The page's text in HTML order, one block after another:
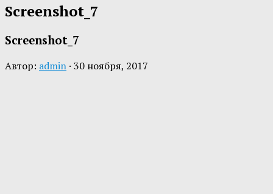
Screenshot_7
Screenshot_7
Автор: admin · 30 ноября, 2017